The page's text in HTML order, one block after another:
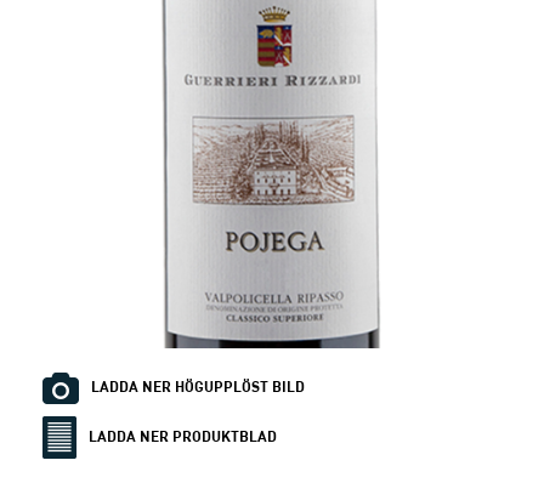
LADDA NER HÖGUPPLÖST BILD
LADDA NER PRODUKTBLAD